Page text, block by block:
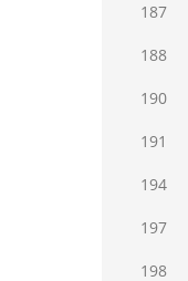
187
188
190
191
194
197
198